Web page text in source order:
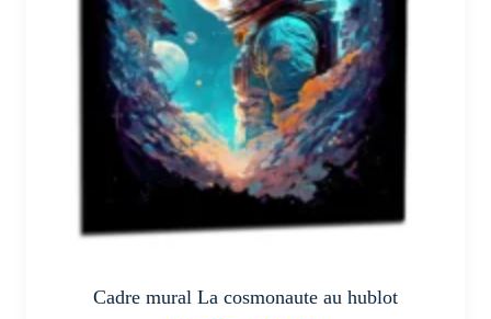
choisies
sur
la
page
du
produit
Cadre mural La cosmonaute au hublot